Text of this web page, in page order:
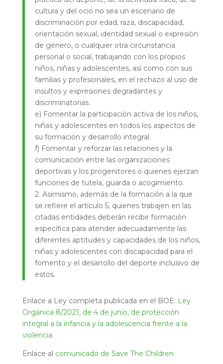
cultura y del ocio no sea un escenario de
discriminación por edad, raza, discapacidad,
orientación sexual, identidad sexual o expresión
de género, o cualquier otra circunstancia
personal o social, trabajando con los propios
niños, niñas y adolescentes, así como con sus
familias y profesionales, en el rechazo al uso de
insultos y expresiones degradantes y
discriminatorias.
e) Fomentar la participación activa de los niños,
niñas y adolescentes en todos los aspectos de
su formación y desarrollo integral.
f) Fomentar y reforzar las relaciones y la
comunicación entre las organizaciones
deportivas y los progenitores o quienes ejerzan
funciones de tutela, guarda o acogimiento.
2. Asimismo, además de la formación a la que
se refiere el artículo 5, quienes trabajen en las
citadas entidades deberán recibir formación
específica para atender adecuadamente las
diferentes aptitudes y capacidades de los niños,
niñas y adolescentes con discapacidad para el
fomento y el desarrollo del deporte inclusivo de
estos.
Enlace a Ley completa publicada en el BOE: Ley
Orgánica 8/2021, de 4 de junio, de protección
integral a la infancia y la adolescencia frente a la
violencia.
Enlace al comunicado de Save The Children